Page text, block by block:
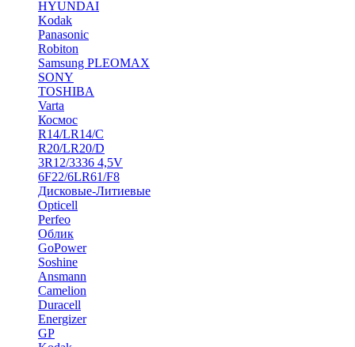
HYUNDAI
Kodak
Panasonic
Robiton
Samsung PLEOMAX
SONY
TOSHIBA
Varta
Космос
R14/LR14/C
R20/LR20/D
3R12/3336 4,5V
6F22/6LR61/F8
Дисковые-Литиевые
Opticell
Perfeo
Облик
GoPower
Soshine
Ansmann
Camelion
Duracell
Energizer
GP